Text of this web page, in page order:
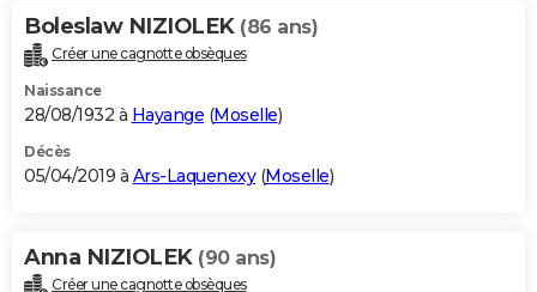
Bricolage
Lifestyle
Culture
Sport
Auto
Television
Voyage
Cinema
Boleslaw NIZIOLEK (86 ans)
Créer une cagnotte obsèques
Naissance
28/08/1932 à Hayange (Moselle)
Décès
05/04/2019 à Ars-Laquenexy(Moselle)
Anna NIZIOLEK (90 ans)
Créer une cagnotte obsèques